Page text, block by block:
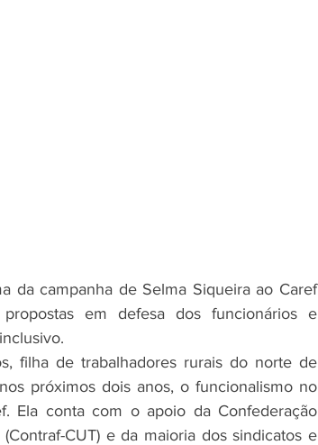
em defesa dos funcionários e
próximos dois anos, o funcionalismo no
Ela conta com o apoio da Confederação
CUT) e da maioria dos sindicatos e